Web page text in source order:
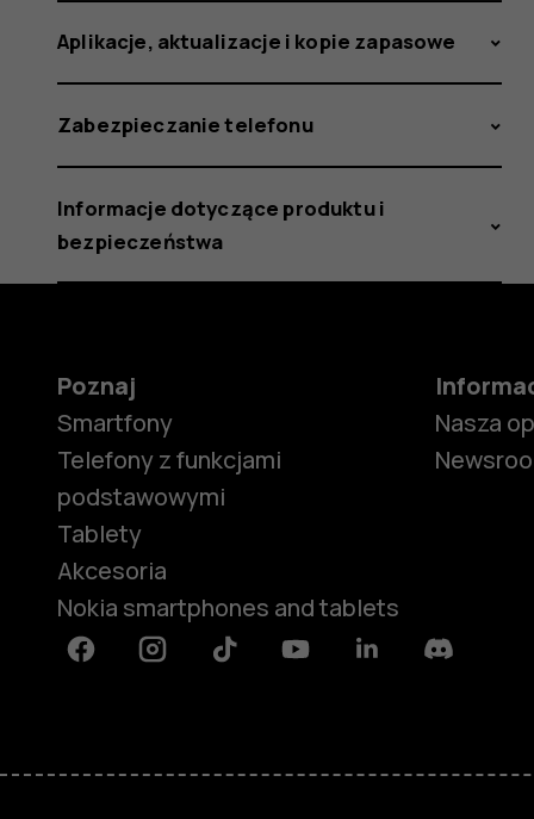
Aplikacje, aktualizacje i kopie zapasowe
Zabezpieczanie telefonu
Informacje dotyczące produktu i
bezpieczeństwa
Poznaj
Smartfony
Telefony z funkcjami
podstawowymi
Tablety
Akcesoria
Nokia smartphones and tablets
Nasza
FacebookInstagramTiktok YoutubeLinkedinDiscord